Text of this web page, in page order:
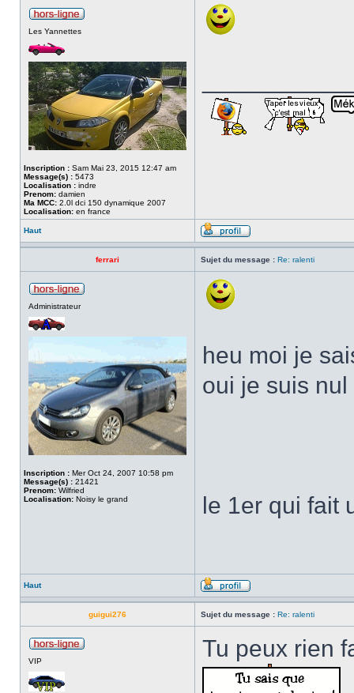
Les Yannettes
Inscription : Sam Mai 23, 2015 12:47 am
Message(s) : 5473
Localisation : indre
Prenom: damien
Ma MCC: 2.0l dci 150 dynamique 2007
Localisation: en france
Haut
ferrari Sujet du message : Re: ralenti
Administrateur
Inscription : Mer Oct 24, 2007 10:58 pm
Message(s) : 21421
Prenom: Wilfried
Localisation: Noisy le grand
heu moi je
oui je suis
le 1er qui fait
Haut
guigui276 Sujet du message : Re: ralenti
VIP Tu peux rien